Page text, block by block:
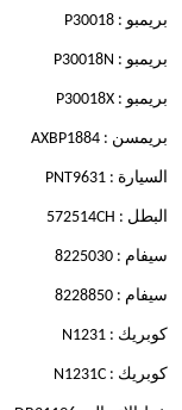
بريمبو : P30018
بريمبو : P30018N
بريمبو : P30018X
بريمسن : AXBP1884
السيارة : PNT9631
البطل : 572514CH
سيفام : 8225030
سيفام : 8228850
كوبريك : N1231
كوبريك : N1231C